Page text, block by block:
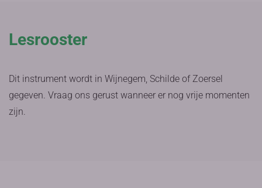
Lesrooster
Dit instrument wordt in Wijnegem, Schilde of Zoersel
gegeven. Vraag ons gerust wanneer er nog vrije momenten
zijn.